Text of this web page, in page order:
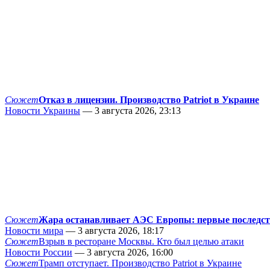
СюжетОтказ в лицензии. Производство Patriot в Украине
Новости Украины — 3 августа 2026, 23:13
СюжетЖара останавливает АЭС Европы: первые
Новости мира — 3 августа 2026, 18:17
СюжетВзрыв в ресторане Москвы. Кто был целью атаки
Новости России — 3 августа 2026, 16:00
СюжетТрамп отступает. Производство Patriot в Украине